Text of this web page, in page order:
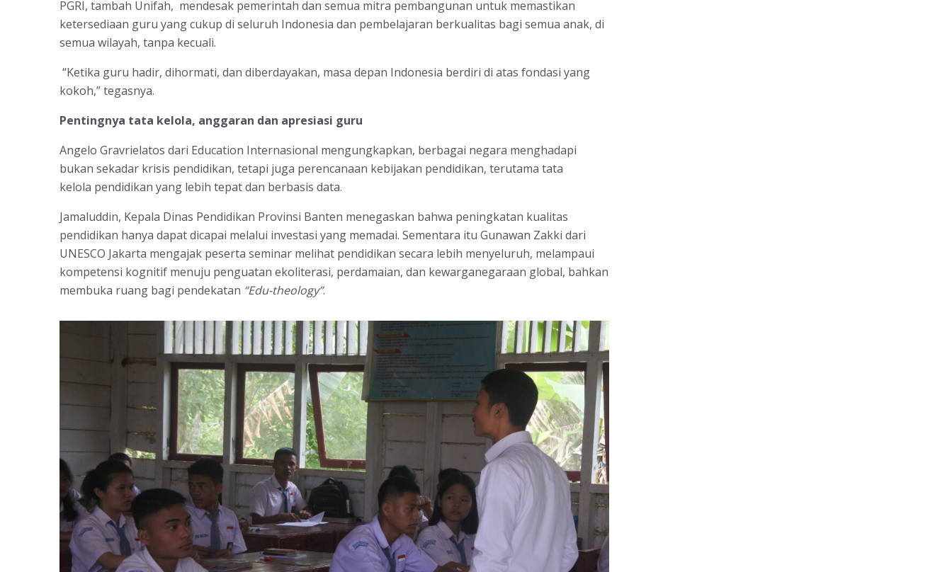
PGRI, tambah Unifah, mendesak pemerintah dan semua mitra pembangunan untuk memastikan
ketersediaan guru yang cukup di seluruh Indonesia dan pembelajaran berkualitas bagi semua anak, di
semua wilayah, tanpa kecuali.
“Ketika guru hadir, dihormati, dan diberdayakan, masa depan Indonesia berdiri di atas fondasi yang
kokoh,” tegasnya.
Pentingnya tata kelola, anggaran dan apresiasi guru
Angelo Gravrielatos dari Education Internasional mengungkapkan, berbagai negara menghadapi
bukan sekadar krisis pendidikan, tetapi juga perencanaan kebijakan pendidikan, terutama tata
kelola pendidikan yang lebih tepat dan berbasis data.
Jamaluddin, Kepala Dinas Pendidikan Provinsi Banten menegaskan bahwa peningkatan kualitas
pendidikan hanya dapat dicapai melalui investasi yang memadai. Sementara itu Gunawan Zakki dari
UNESCO Jakarta mengajak peserta seminar melihat pendidikan secara lebih menyeluruh, melampaui
kompetensi kognitif menuju penguatan ekoliterasi, perdamaian, dan kewarganegaraan global, bahkan
membuka ruang bagi pendekatan “Edu-theology”.